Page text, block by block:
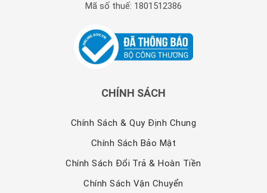
Mã số thuế: 1801512386
CHÍNH SÁCH
Chính Sách & Quy Định Chung
Chính Sách Bảo Mật
Chính Sách Đổi Trả & Hoàn Tiền
Chính Sách Vận Chuyển